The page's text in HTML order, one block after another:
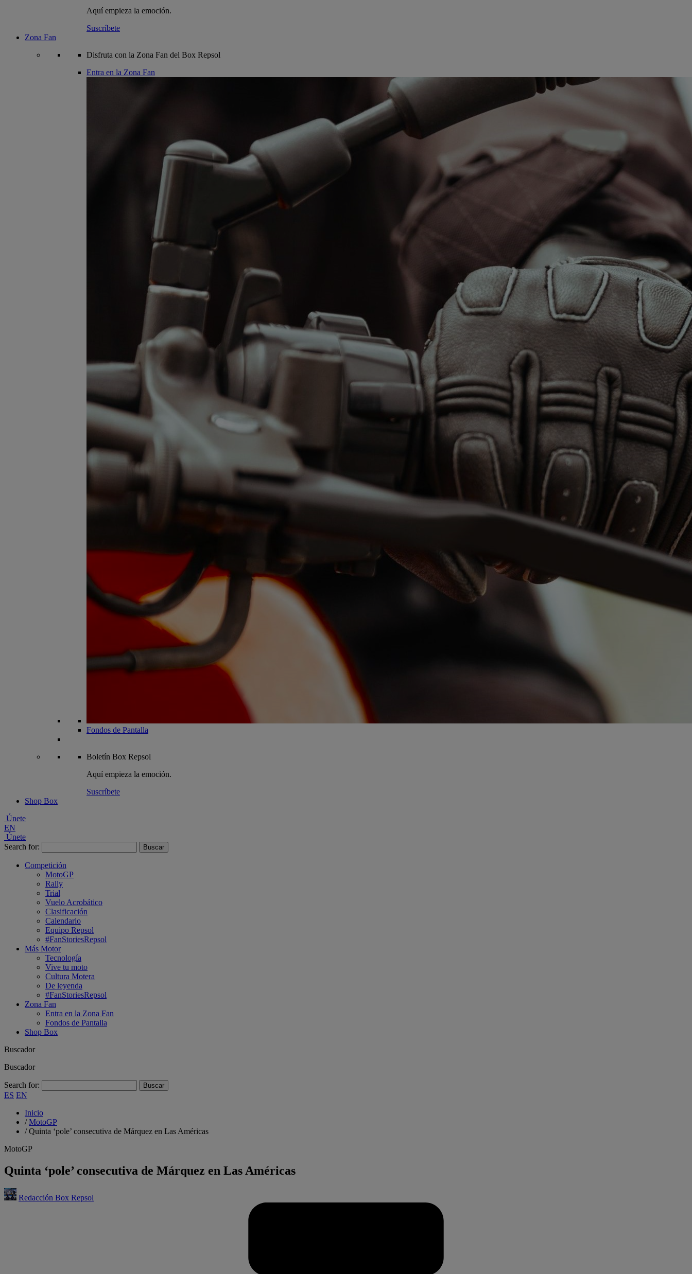
Aquí empieza la emoción.
Suscríbete
Zona Fan
Disfruta con la Zona Fan del Box Repsol
Entra en la Zona Fan
Fondos de Pantalla
Boletín Box Repsol
Aquí empieza la emoción.
Suscríbete
Shop Box
Únete
EN
Únete
Search for:
Competición
MotoGP
Rally
Trial
Vuelo Acrobático
Clasificación
Calendario
Equipo Repsol
#FanStoriesRepsol
Más Motor
Tecnología
Vive tu moto
Cultura Motera
De leyenda
#FanStoriesRepsol
Zona Fan
Entra en la Zona Fan
Fondos de Pantalla
Shop Box
Buscador
Buscador
Search for:
ES EN
Inicio
/MotoGP
/Quinta ‘pole’ consecutiva de Márquez en Las Américas
MotoGP
Quinta ‘pole’ consecutiva de Márquez en Las Américas
Redacción Box Repsol